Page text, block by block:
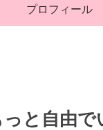
プロフィール
っと自由